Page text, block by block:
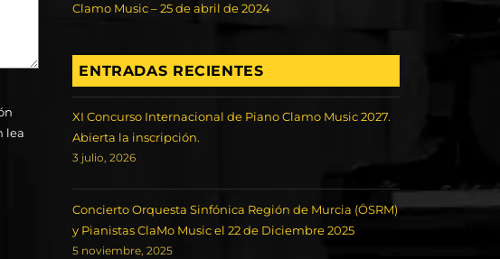
lea
Clamo Music – 25 de abril de 2024
ENTRADAS RECIENTES
XI Concurso Internacional de Piano Clamo Music 2027.
Abierta la inscripción.
3 julio, 2026
Concierto Orquesta Sinfónica Región de Murcia (ÖSRM)
y Pianistas ClaMo Music el 22 de Diciembre 2025
5 noviembre, 2025